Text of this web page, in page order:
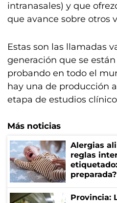
intranasales) y que
que avance sobre otros
Estas son las llamadas
generación que se
probando en todo el
hay una de producción
etapa de estudios
Más noticias
Alergias
reglas
preparada?
Provincia: